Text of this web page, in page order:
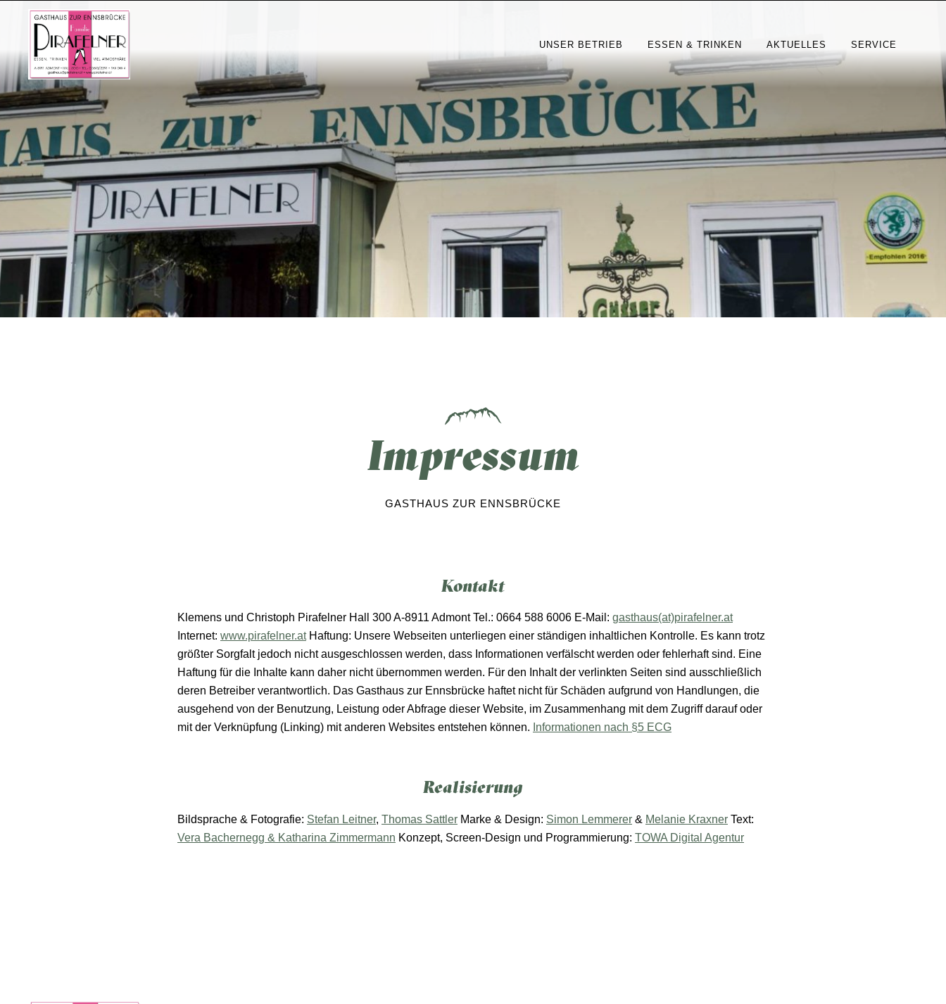
UNSER BETRIEB ESSEN & TRINKEN AKTUELLES SERVICE
Impressum
GASTHAUS ZUR ENNSBRÜCKE
Kontakt
Klemens und Christoph Pirafelner Hall 300 A-8911 Admont Tel.: 0664 588 6006 E-Mail: gasthaus(at)pirafelner.at
Internet: www.pirafelner.atHaftung: Unsere Webseiten unterliegen einer ständigen inhaltlichen Kontrolle. Es kann trotz
größter Sorgfalt jedoch nicht ausgeschlossen werden, dass Informationen verfälscht werden oder fehlerhaft sind. Eine
Haftung für die Inhalte kann daher nicht übernommen werden. Für den Inhalt der verlinkten Seiten sind ausschließlich
deren Betreiber verantwortlich. Das Gasthaus zur Ennsbrücke haftet nicht für Schäden aufgrund von Handlungen, die
ausgehend von der Benutzung, Leistung oder Abfrage dieser Website, im Zusammenhang mit dem Zugriff darauf oder
mit der Verknüpfung (Linking) mit anderen Websites entstehen können. Informationen nach §5 ECG
Realisierung
Bildsprache & Fotografie: Stefan Leitner, Thomas Sattler Marke & Design: Simon Lemmerer & Melanie Kraxner Text:
Vera Bachernegg & Katharina Zimmermann Konzept, Screen-Design und Programmierung: TOWA Digital Agentur